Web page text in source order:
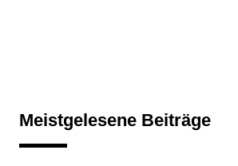
Meistgelesene Beiträge